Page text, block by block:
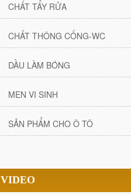
CHẤT TẨY RỬA
CHẤT THÔNG CỐNG-WC
DẦU LÀM BÓNG
MEN VI SINH
SẢN PHẨM CHO Ô TÔ
VIDEO